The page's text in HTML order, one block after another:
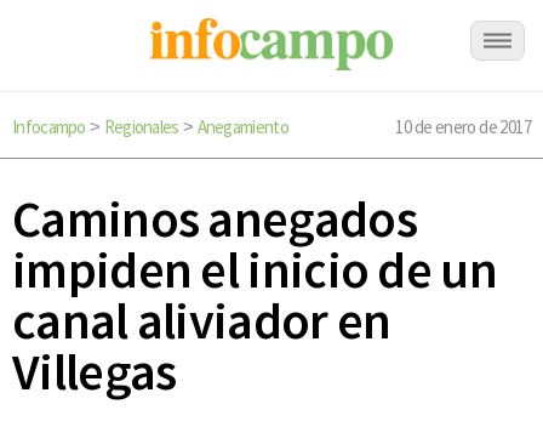
Infocampo > Regionales > Anegamiento 10 de enero de 2017
Caminos anegados
impiden el inicio de un
canal aliviador en
Villegas